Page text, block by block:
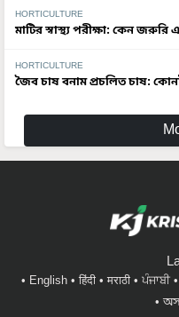
HORTICULTURE
মাটির স্বাস্থ্য পরীক্ষা: কেন
HORTICULTURE
জৈব চাষ বনাম প্রচলিত চাষ:
English हिंदी मराठी ਪੰਜਾਬੀ